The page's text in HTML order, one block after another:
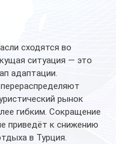
сходятся во
ситуация — это
адаптации.
рынок
гибким. Сокращение
приведёт к снижению
в Турция.